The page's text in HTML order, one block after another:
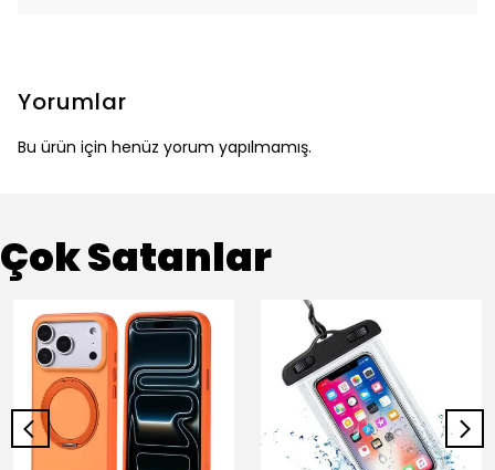
Yorumlar
Bu ürün için henüz yorum yapılmamış.
Çok Satanlar